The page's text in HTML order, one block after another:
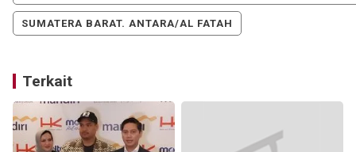
SUMATERA BARAT. ANTARA/AL FATAH
Terkait